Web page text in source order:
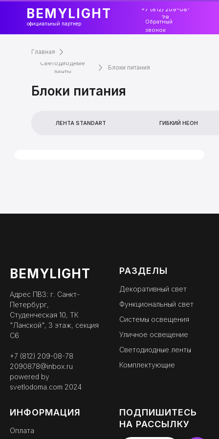
официальный партнер
BEMYLIGHT
+7 (812) 209-08-
78
Обратный
звонок
Блоки питания
Главная
Светодиодные
ленты
Блоки питания
ГИБКИЙ НЕОН
ЛЕНТА STANDART
BEMYLIGHT
Адрес ПВЗ: г. Санкт-
Петербург,
Студенческая 10, ТК
"Ланской", 3 этаж, секция
С6
+7 (812) 209-08-78
2090878@inbox.ru
powered by
svetlodoma.com 2024
РАЗДЕЛЫ
Декоративный свет
Функциональный свет
Системы освещения
Уличное освещение
Светодиодные ленты
Комплектующие
ИНФОРМАЦИЯ
Оплата
ПОДПИШИТЕСЬ
НА РАССЫЛКУ